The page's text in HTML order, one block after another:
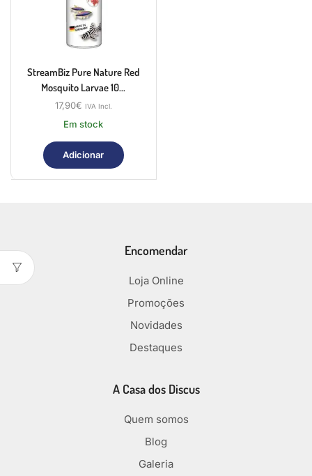
StreamBiz Pure Nature Red
Mosquito Larvae 10...
17,90€ IVA Incl.
Em stock
Adicionar
Encomendar
Loja Online
Promoções
Novidades
Destaques
A Casa dos Discus
Quem somos
Blog
Galeria